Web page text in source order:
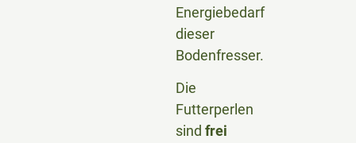
Energiebedarf
dieser
Bodenfresser.
Die
Futterperlen
sind frei